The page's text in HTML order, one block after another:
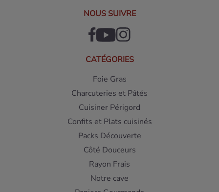
NOUS SUIVRE
CATÉGORIES
Foie Gras
Charcuteries et Pâtés
Cuisiner Périgord
Confits et Plats cuisinés
Packs Découverte
Côté Douceurs
Rayon Frais
Notre cave